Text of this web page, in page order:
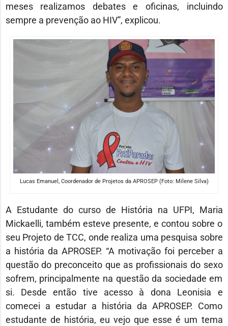
meses realizamos debates e oficinas, incluindo
sempre a prevenção ao HIV”, explicou.
Lucas Emanuel, Coordenador de Projetos da APROSEP (Foto: Milene Silva)
A Estudante do curso de História na UFPI, Maria
Mickaelli, também esteve presente, e contou sobre o
seu Projeto de TCC, onde realiza uma pesquisa sobre
a história da APROSEP. “A motivação foi perceber a
questão do preconceito que as profissionais do sexo
sofrem, principalmente na questão da sociedade em
si. Desde então tive acesso à dona Leonisia e
comecei a estudar a história da APROSEP. Como
estudante de história, eu vejo que esse é um tema